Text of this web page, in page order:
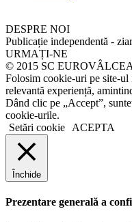
DESPRE NOI
Publicație independentă -
URMAȚI-NE
© 2015 SC
Folosim cookie-uri pe site-ul
relevantă experiență,
Dând clic pe „Accept”,
cookie-urile.
Setări cookie
ACEPTA
Închide
Prezentare generală a